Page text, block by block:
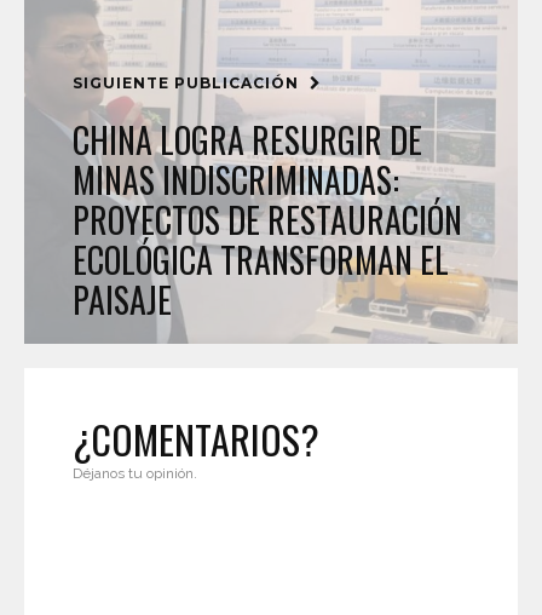
SIGUIENTE PUBLICACIÓN
CHINA LOGRA RESURGIR DE
MINAS INDISCRIMINADAS:
PROYECTOS DE RESTAURACIÓN
ECOLÓGICA TRANSFORMAN EL
PAISAJE
¿COMENTARIOS?
Déjanos tu opinión.